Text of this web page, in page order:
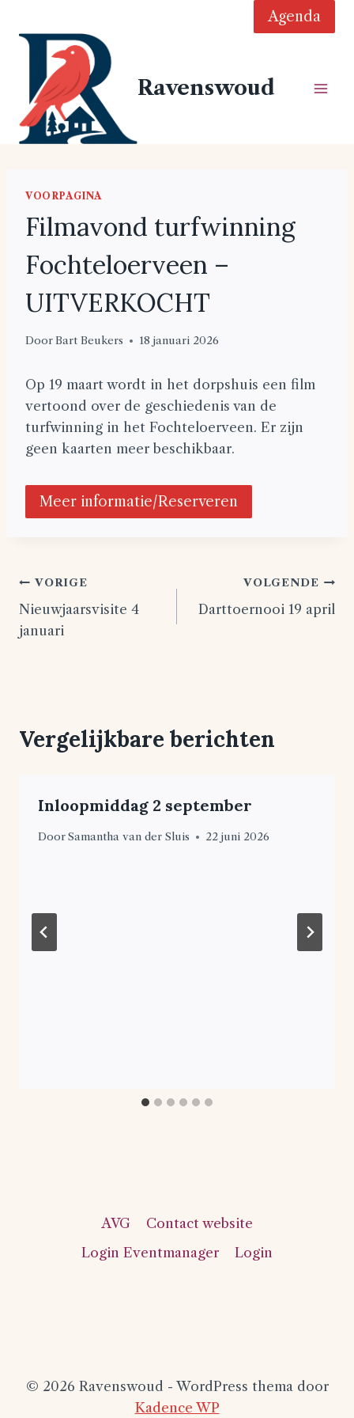
naar
Agenda
Ravenswoud
VOORPAGINA
Filmavond turfwinning
Fochteloerveen –
UITVERKOCHT
DoorBart Beukers 18 januari 2026
Op 19 maart wordt in het dorpshuis een film
vertoond over de geschiedenis van de
turfwinning in het Fochteloerveen. Er zijn
geen kaarten meer beschikbaar.
Meer informatie/Reserveren
Bericht
navigatie
VORIGE
Nieuwjaarsvisite 4
januari
VOLGENDE
Darttoernooi 19 april
Vergelijkbare berichten
Inloopmiddag 2 september
DoorSamantha van der Sluis 22 juni 2026
AVG
Contact website
Login Eventmanager
Login
© 2026 Ravenswoud - WordPress thema door
Kadence WP